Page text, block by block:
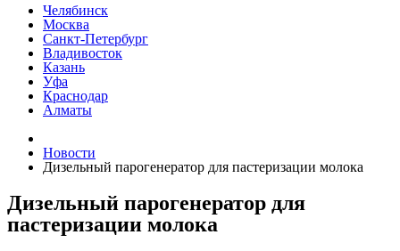
Челябинск
Москва
Санкт-Петербург
Владивосток
Казань
Уфа
Краснодар
Алматы
Новости
Дизельный парогенератор для пастеризации молока
Дизельный парогенератор для
пастеризации молока